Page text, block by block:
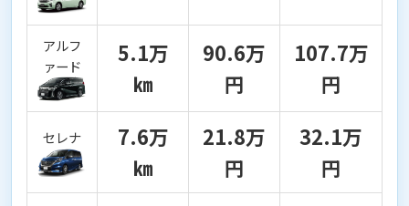
アルフ
ァード
5.1万
㎞
90.6万
円
107.7万
円
セレナ
7.6万
㎞
21.8万
円
32.1万
円